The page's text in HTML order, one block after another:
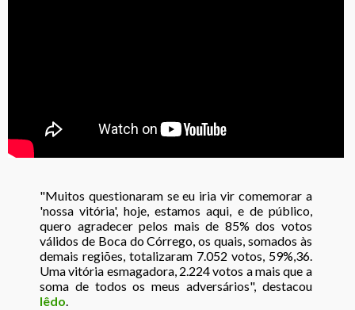
"Muitos questionaram se eu iria vir comemorar a
'nossa vitória', hoje, estamos aqui, e de público,
quero agradecer pelos mais de 85% dos votos
válidos de Boca do Córrego, os quais, somados às
demais regiões, totalizaram 7.052 votos, 59%,36.
Uma vitória esmagadora, 2.224 votos a mais que a
soma de todos os meus adversários", destacou
Iêdo.